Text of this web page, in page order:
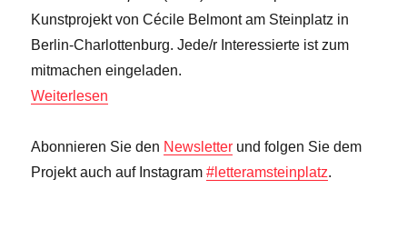
Kunstprojekt von Cécile Belmont am Steinplatz in
Berlin-Charlottenburg. Jede/r Interessierte ist zum
mitmachen eingeladen.
Weiterlesen
Abonnieren Sie den Newsletter und folgen Sie dem
Projekt auch auf Instagram#letteramsteinplatz.